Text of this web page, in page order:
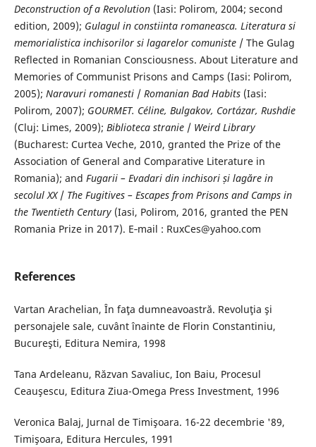
Deconstruction of a Revolution(Iasi: Polirom, 2004; second
edition, 2009); Gulagul in constiinta romaneasca. Literatura si
memorialistica inchisorilor si lagarelor comuniste/ The Gulag
Reflected in Romanian Consciousness. About Literature and
Memories of Communist Prisons and Camps (Iasi: Polirom,
2005); Naravuri romanesti/ Romanian Bad Habits(Iasi:
Polirom, 2007); GOURMET. Céline, Bulgakov, Cortázar, Rushdie
(Cluj: Limes, 2009); Biblioteca stranie/ Weird Library
(Bucharest: Curtea Veche, 2010, granted the Prize of the
Association of General and Comparative Literature in
Romania); and Fugarii – Evadari din inchisori și lagăre in
secolul XX/ The Fugitives – Escapes from Prisons and Camps in
the Twentieth Century (Iasi, Polirom, 2016, granted the PEN
Romania Prize in 2017). E‐mail : RuxCes@yahoo.com
References
Vartan Arachelian, În faţa dumneavoastră. Revoluţia şi
personajele sale, cuvânt înainte de Florin Constantiniu,
Bucureşti, Editura Nemira, 1998
Tana Ardeleanu, Răzvan Savaliuc, Ion Baiu, Procesul
Ceauşescu, Editura Ziua-Omega Press Investment, 1996
Veronica Balaj, Jurnal de Timişoara. 16-22 decembrie '89,
Timişoara, Editura Hercules, 1991